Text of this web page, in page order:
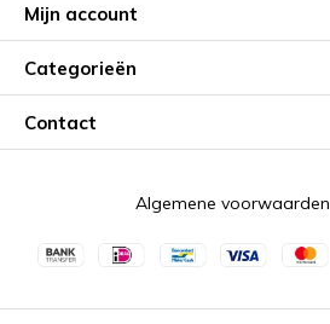
Mijn account
Categorieën
Contact
Algemene voorwaarden